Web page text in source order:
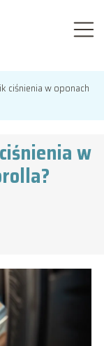
ciśnienia w oponach
w